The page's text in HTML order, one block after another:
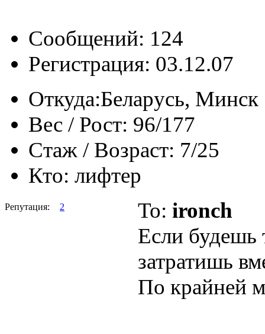
Сообщений: 124
Регистрация: 03.12.07
Откуда:Беларусь, Минск
Вес / Рост: 96/177
Стаж / Возраст: 7/25
Кто: лифтер
Репутация: 2 To: ironch
Если будешь
затратишь
По крайней